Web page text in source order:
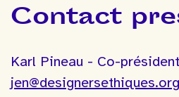
Contact
Karl Pineau - Co-président
jen@designersethiques.org